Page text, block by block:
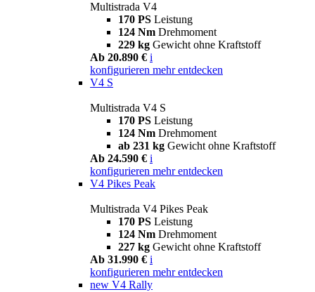
Multistrada V4
170 PS Leistung
124 Nm Drehmoment
229 kg Gewicht ohne Kraftstoff
Ab 20.890 € i
konfigurieren mehr entdecken
V4 S
Multistrada V4 S
170 PS Leistung
124 Nm Drehmoment
ab 231 kg Gewicht ohne Kraftstoff
Ab 24.590 € i
konfigurieren mehr entdecken
V4 Pikes Peak
Multistrada V4 Pikes Peak
170 PS Leistung
124 Nm Drehmoment
227 kg Gewicht ohne Kraftstoff
Ab 31.990 € i
konfigurieren mehr entdecken
new V4 Rally